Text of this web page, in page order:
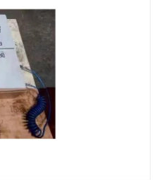
进口杂货清关
机床进口清关